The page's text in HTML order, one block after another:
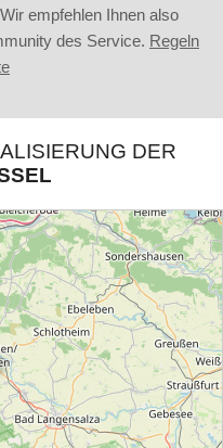
empfehlen Ihnen also
des Service. Regeln
DER